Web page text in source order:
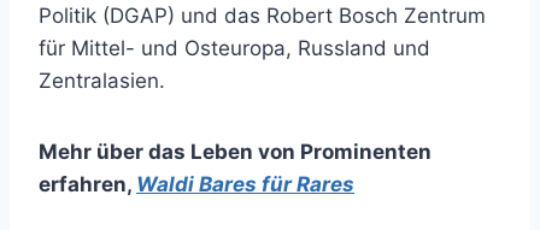
Politik (DGAP) und das Robert Bosch Zentrum
für Mittel- und Osteuropa, Russland und
Zentralasien.
Mehr über das Leben von Prominenten
erfahren, Waldi Bares für Rares